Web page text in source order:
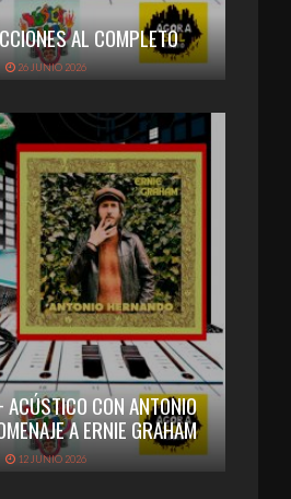
AL COMPLETO
26 JUNIO 2026
CON ANTONIO
A ERNIE GRAHAM
12 JUNIO 2026